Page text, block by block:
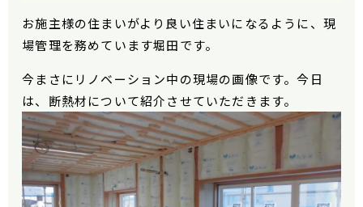
お施主様の住まいがより良い住まいになるように、現
場管理を務めています堀田です。
今まさにリノベーション中の現場の画像です。今日
は、断熱材について紹介させていただきます。